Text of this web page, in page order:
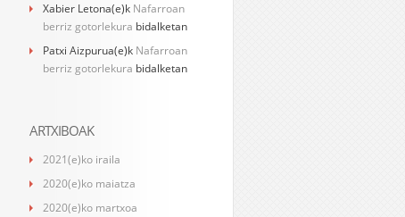
Xabier Letona(e)k Nafarroan
berriz gotorlekura bidalketan
Patxi Aizpurua(e)k Nafarroan
berriz gotorlekura bidalketan
ARTXIBOAK
2021(e)ko iraila
2020(e)ko maiatza
2020(e)ko martxoa